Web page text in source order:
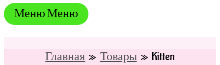
МенюМеню
Главная Товары Kitten